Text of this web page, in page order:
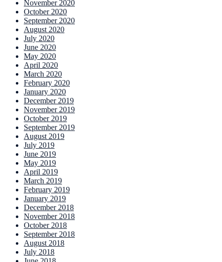
November 2020
October 2020
September 2020
August 2020
July 2020
June 2020
May 2020
April 2020
March 2020
February 2020
January 2020
December 2019
November 2019
October 2019
September 2019
August 2019
July 2019
June 2019
May 2019
April 2019
March 2019
February 2019
January 2019
December 2018
November 2018
October 2018
September 2018
August 2018
July 2018